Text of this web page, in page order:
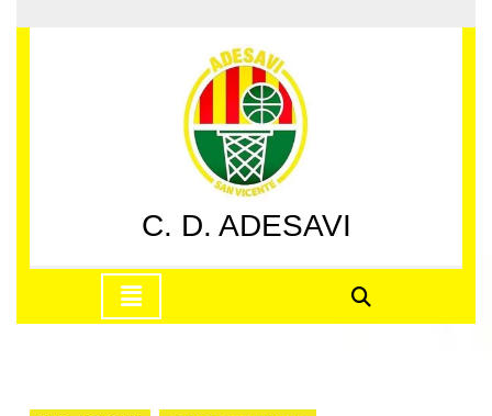
al
C. D. ADESAVI
apertura